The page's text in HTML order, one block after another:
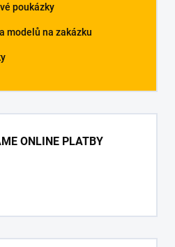
poukázky
modelů na zakázku
ONLINE PLATBY